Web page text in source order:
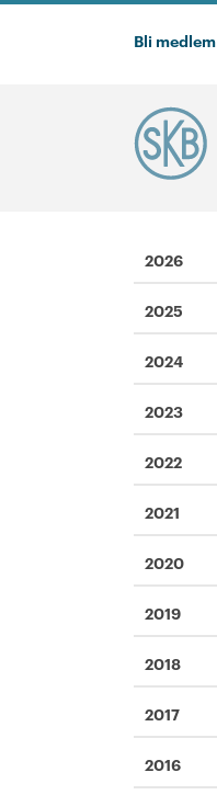
Bli medlem
2026
2025
2024
2023
2022
2021
2020
2019
2018
2017
2016